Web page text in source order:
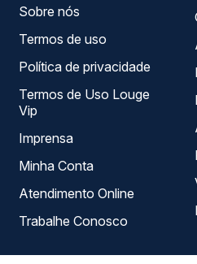
Sobre nós
Termos de uso
Política de privacidade
Termos de Uso Louge
Vip
Imprensa
Minha Conta
Atendimento Online
Trabalhe Conosco